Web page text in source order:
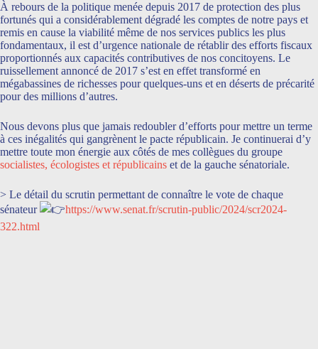
À rebours de la politique menée depuis 2017 de protection des plus
fortunés qui a considérablement dégradé les comptes de notre pays et
remis en cause la viabilité même de nos services publics les plus
fondamentaux, il est d’urgence nationale de rétablir des efforts fiscaux
proportionnés aux capacités contributives de nos concitoyens. Le
ruissellement annoncé de 2017 s’est en effet transformé en
mégabassines de richesses pour quelques-uns et en déserts de précarité
pour des millions d’autres.
Nous devons plus que jamais redoubler d’efforts pour mettre un terme
à ces inégalités qui gangrènent le pacte républicain. Je continuerai d’y
mettre toute mon énergie aux côtés de mes collègues du groupe
socialistes, écologistes et républicains et de la gauche sénatoriale.
> Le détail du scrutin permettant de connaître le vote de chaque
sénateur
https://www.senat.fr/scrutin-public/2024/scr2024-
322.html